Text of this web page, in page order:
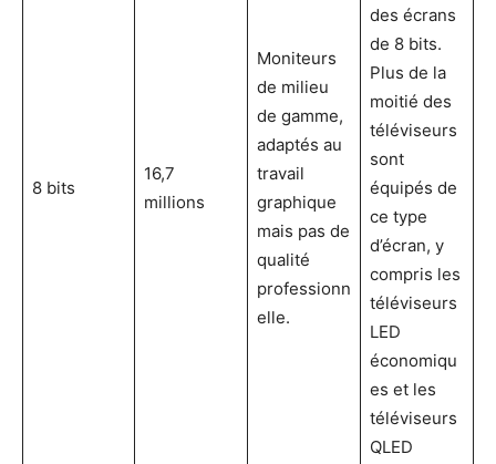
8 bits
16,7
millions
Moniteurs
de milieu
de gamme,
adaptés au
travail
graphique
mais pas de
qualité
professionn
elle.
des écrans
de 8 bits.
Plus de la
moitié des
téléviseurs
sont
équipés de
ce type
d’écran, y
compris les
téléviseurs
LED
économiqu
es et les
téléviseurs
QLED